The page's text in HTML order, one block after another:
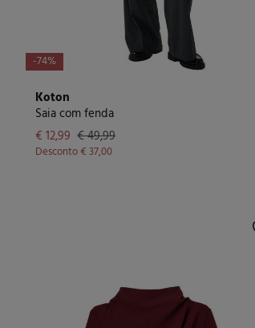
-74%
Koton
Saia com fenda
€ 12,99 € 49,99
Desconto€ 37,00